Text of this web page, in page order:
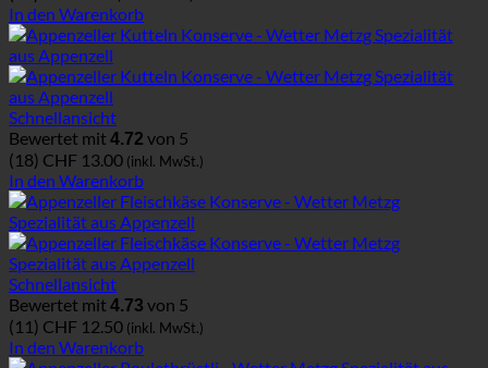
In den Warenkorb
Schnellansicht
Bewertet mit 4.72 von 5
(18) CHF 13.00 (inkl. MwSt.)
In den Warenkorb
Schnellansicht
Bewertet mit 4.73 von 5
(11) CHF 12.50 (inkl. MwSt.)
In den Warenkorb